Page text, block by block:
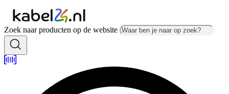
Zoek naar producten op de website